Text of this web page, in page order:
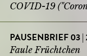
COVID-19
PAUSENBRIEF 03 |
Faule Früchtchen